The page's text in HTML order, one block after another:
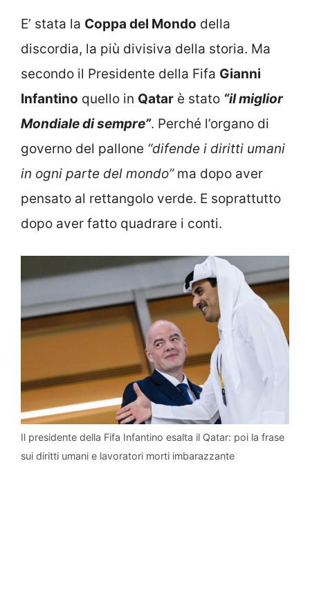
E’ stata la Coppa del Mondo della
discordia, la più divisiva della storia. Ma
secondo il Presidente della Fifa Gianni
Infantino quello in Qatar è stato “il miglior
Mondiale di sempre”. Perché l’organo di
governo del pallone “difende i diritti umani
in ogni parte del mondo”ma dopo aver
pensato al rettangolo verde. E soprattutto
dopo aver fatto quadrare i conti.
Il presidente della Fifa Infantino esalta il Qatar: poi la frase
sui diritti umani e lavoratori morti imbarazzante